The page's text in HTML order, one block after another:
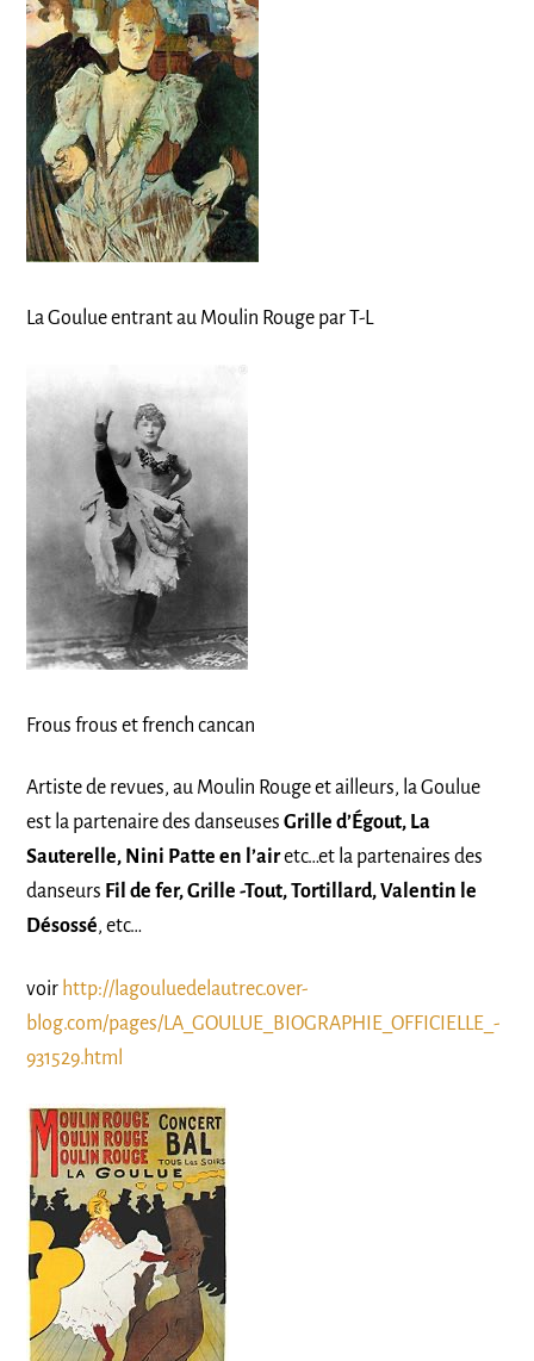
La Goulue entrant au Moulin Rouge par T-L
Frous frous et french cancan
Artiste de revues, au Moulin Rouge et ailleurs, la Goulue
est la partenaire des danseusesGrille d’Égout, La
Sauterelle, Nini Patte en l’airetc…et la partenaires des
danseurs Fil de fer, Grille -Tout, Tortillard, Valentin le
Désossé, etc…
voir http://lagouluedelautrec.over-
blog.com/pages/LA_GOULUE_BIOGRAPHIE_OFFICIELLE_-
931529.html